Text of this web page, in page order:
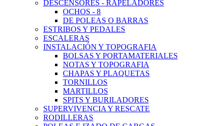
DESCENSORES - RAPELADORES
OCHOS - 8
DE POLEAS O BARRAS
ESTRIBOS Y PEDALES
ESCALERAS
INSTALACIÓN Y TOPOGRAFIA
BOLSAS Y PORTAMATERIALES
NOTAS Y TOPOGRAFIA
CHAPAS Y PLAQUETAS
TORNILLOS
MARTILLOS
SPITS Y BURILADORES
SUPERVIVENCIA Y RESCATE
RODILLERAS